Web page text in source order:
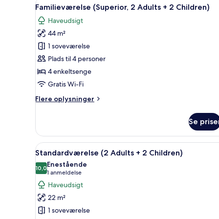
alle
billeder
af
Familieværelse
(Superior,
2
Adults
2
3
Familieværelse (Superior, 2 Adults + 2 Children)
Haveudsigt
44 m²
1 soveværelse
Plads til 4 personer
4 enkeltsenge
Gratis Wi-Fi
Flere oplysninger
Flere
(Superior,
Adults
2
Children)
Se
Indlæs
alle
billeder
af
Standardværelse
(2
Adults
Et hotelværelse med en stor
3
Standardværelse (2 Adults + 2 Children)
10,010,0 ud af 10
Enestående
1 anmeldelse
(1
anmeldelse)
Haveudsigt
22 m²
1 soveværelse